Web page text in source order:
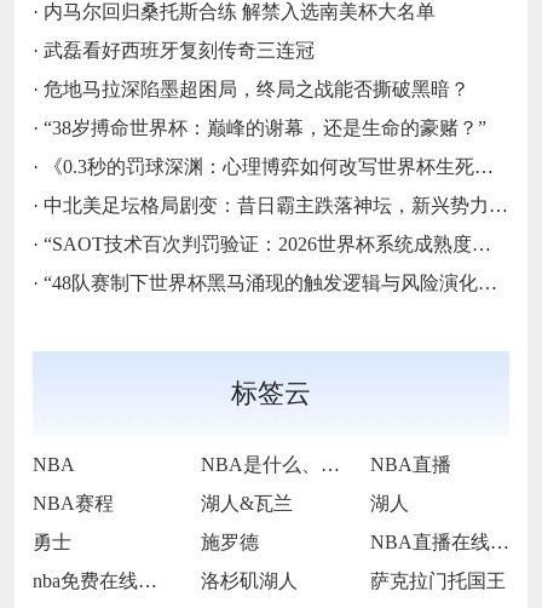
· 内马尔回归桑托斯合练 解禁入选南美杯大名单
· 武磊看好西班牙复刻传奇三连冠
· 危地马拉深陷墨超困局，终局之战能否撕破黑暗？
· “38岁搏命世界杯：巅峰的谢幕，还是生命的豪赌？”
·
《0.3秒的罚球深渊：心理博弈如何改写世界杯生死簿》
· 中北美足坛格局剧变：昔日霸主跌落神坛，新兴势力强势崛起
· “SAOT技术百次判罚验证：2026世界杯系统成熟度的关键节点与演进路径”
· “48队赛制下世界杯黑马涌现的触发逻辑与风险演化路径”
标签云
NBA NBA是什么、NBA直播、NBA在哪里直
NBA直播
NBA赛程
湖人&瓦兰
湖人
勇士
施罗德
NBA直播在线观看
nba免费在线高清直播
洛杉矶湖人 萨克拉门托国王